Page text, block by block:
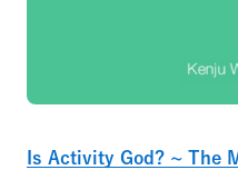
Is Activity God? ~ The